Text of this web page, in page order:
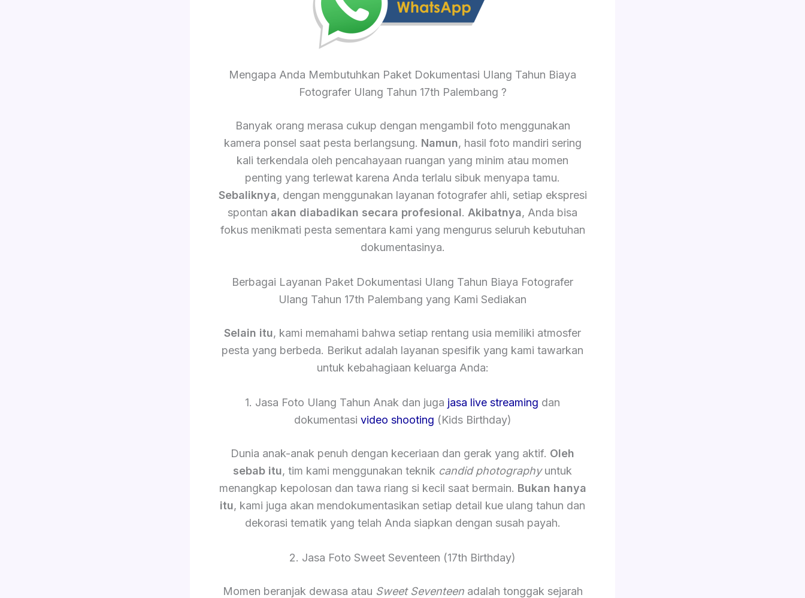
Mengapa Anda Membutuhkan Paket Dokumentasi Ulang Tahun Biaya
Fotografer Ulang Tahun 17th Palembang ?
Banyak orang merasa cukup dengan mengambil foto menggunakan
kamera ponsel saat pesta berlangsung. Namun, hasil foto mandiri sering
kali terkendala oleh pencahayaan ruangan yang minim atau momen
penting yang terlewat karena Anda terlalu sibuk menyapa tamu.
Sebaliknya, dengan menggunakan layanan fotografer ahli, setiap ekspresi
spontan akan diabadikan secara profesional. Akibatnya, Anda bisa
fokus menikmati pesta sementara kami yang mengurus seluruh kebutuhan
dokumentasinya.
Berbagai Layanan Paket Dokumentasi Ulang Tahun Biaya Fotografer
Ulang Tahun 17th Palembang yang Kami Sediakan
Selain itu, kami memahami bahwa setiap rentang usia memiliki atmosfer
pesta yang berbeda. Berikut adalah layanan spesifik yang kami tawarkan
untuk kebahagiaan keluarga Anda:
1. Jasa Foto Ulang Tahun Anak dan juga jasa live streaming dan
dokumentasi video shooting (Kids Birthday)
Dunia anak-anak penuh dengan keceriaan dan gerak yang aktif. Oleh
sebab itu, tim kami menggunakan teknik candid photographyuntuk
menangkap kepolosan dan tawa riang si kecil saat bermain. Bukan hanya
itu, kami juga akan mendokumentasikan setiap detail kue ulang tahun dan
dekorasi tematik yang telah Anda siapkan dengan susah payah.
2. Jasa Foto Sweet Seventeen (17th Birthday)
Momen beranjak dewasa atau Sweet Seventeenadalah tonggak sejarah